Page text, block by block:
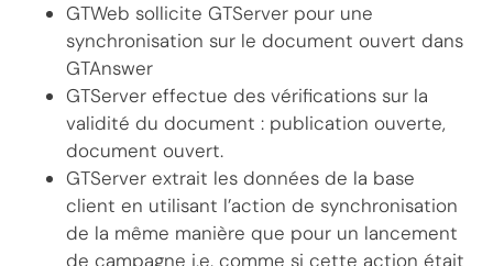
GTWeb sollicite GTServer pour une
synchronisation sur le document ouvert dans
GTAnswer
GTServer effectue des vérifications sur la
validité du document : publication ouverte,
document ouvert.
GTServer extrait les données de la base
client en utilisant l’action de synchronisation
de la même manière que pour un lancement
de campagne i.e. comme si cette action était